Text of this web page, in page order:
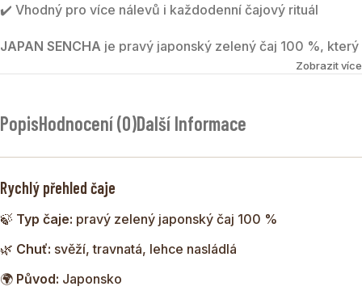
✔️ Vhodný pro více nálevů i každodenní čajový rituál
JAPAN SENCHA je pravý japonský zelený čaj 100 %, který
patří mezi nejznámější a nejpopulárnější čaje Japonska.
pro kvalitní japonské zelené čaje.
Zobrazit více
PopisHodnocení (0)Další Informace
Rychlý přehled čaje
🍃 Typ čaje: pravý zelený japonský čaj 100 %
🌿 Chuť: svěží, travnatá, lehce nasládlá
🌍 Původ: Japonsko